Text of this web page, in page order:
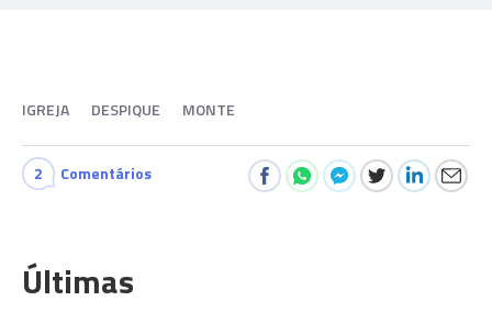
IGREJA DESPIQUE MONTE
2 Comentários
Últimas